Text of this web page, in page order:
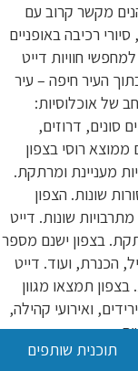
מקשר קרוב עם
רכיבה באופניים
חוויות דייט
העיר חיפה – עיר
של אוכלוסיות:
סונים, דרוזים,
ממוצא רוסי בצפון
מעניינת ומרתקת.
שונות. הצפון
שונות. דייט
בצפון ישנם מספר
הכנרת, ועוד. דייט
תמצאו מגוון
ואירועי קהילה,
תוכנית שותפים